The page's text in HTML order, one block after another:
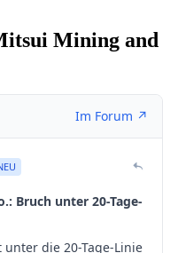
Mining and